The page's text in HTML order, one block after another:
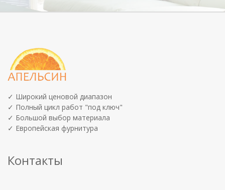
✓ Широкий ценовой диапазон
✓ Полный цикл работ "под ключ"
✓ Большой выбор материала
✓ Европейская фурнитура
Контакты